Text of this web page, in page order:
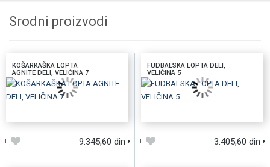
Srodni proizvodi
KOŠARKAŠKA LOPTA
AGNITE DELI, VELIČINA 7
9.345,60 din
FUDBALSKA LOPTA DELI,
VELIČINA 5
3.405,60 din